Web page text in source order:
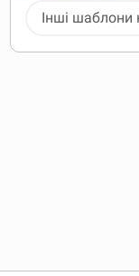
Інші
завантаження